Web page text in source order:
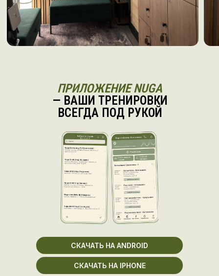
ПРИЛОЖЕНИЕ NUGA
— ВАШИ ТРЕНИРОВКИ
ВСЕГДА ПОД РУКОЙ
СКАЧАТЬ НА IPHONE
СКАЧАТЬ НА ANDROID
Контакты
Франшиза
Сертификат
Расписание
Филиалы
НАВИГАЦИЯ
КОНТАКТЫ
ИП Берестовая Дина Валерьевна